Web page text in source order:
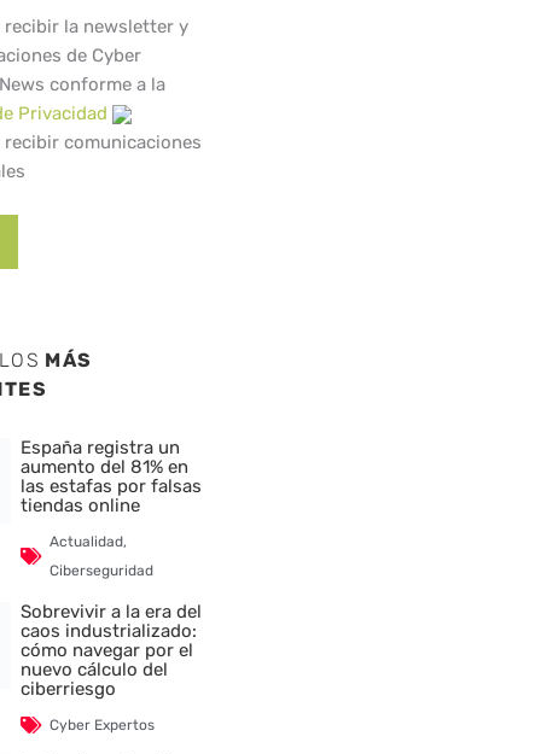
recibir la newsletter y
de Cyber
conforme a la
Privacidad
recibir comunicaciones
MÁS
España registra un
aumento del 81% en
las estafas por falsas
tiendas online
Actualidad,
Ciberseguridad
Sobrevivir a la era del
caos industrializado:
cómo navegar por el
nuevo cálculo del
ciberriesgo
Cyber Expertos